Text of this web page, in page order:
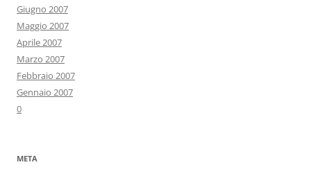
Giugno 2007
Maggio 2007
Aprile 2007
Marzo 2007
Febbraio 2007
Gennaio 2007
0
META